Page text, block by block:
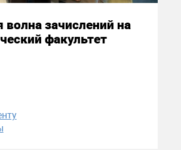
волна зачислений на
факультет